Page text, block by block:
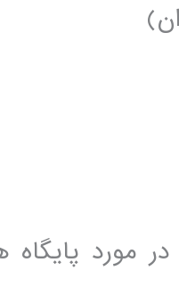
مورد پايگاه